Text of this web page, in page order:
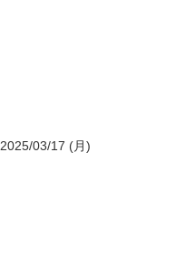
2025/03/17 (月)